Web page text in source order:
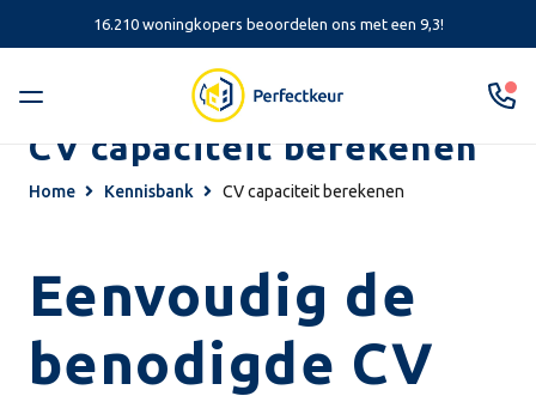
16.210 woningkopers beoordelen ons met een 9,3!
CV capaciteit berekenen
Home Kennisbank CV capaciteit berekenen
Eenvoudig de
benodigde CV